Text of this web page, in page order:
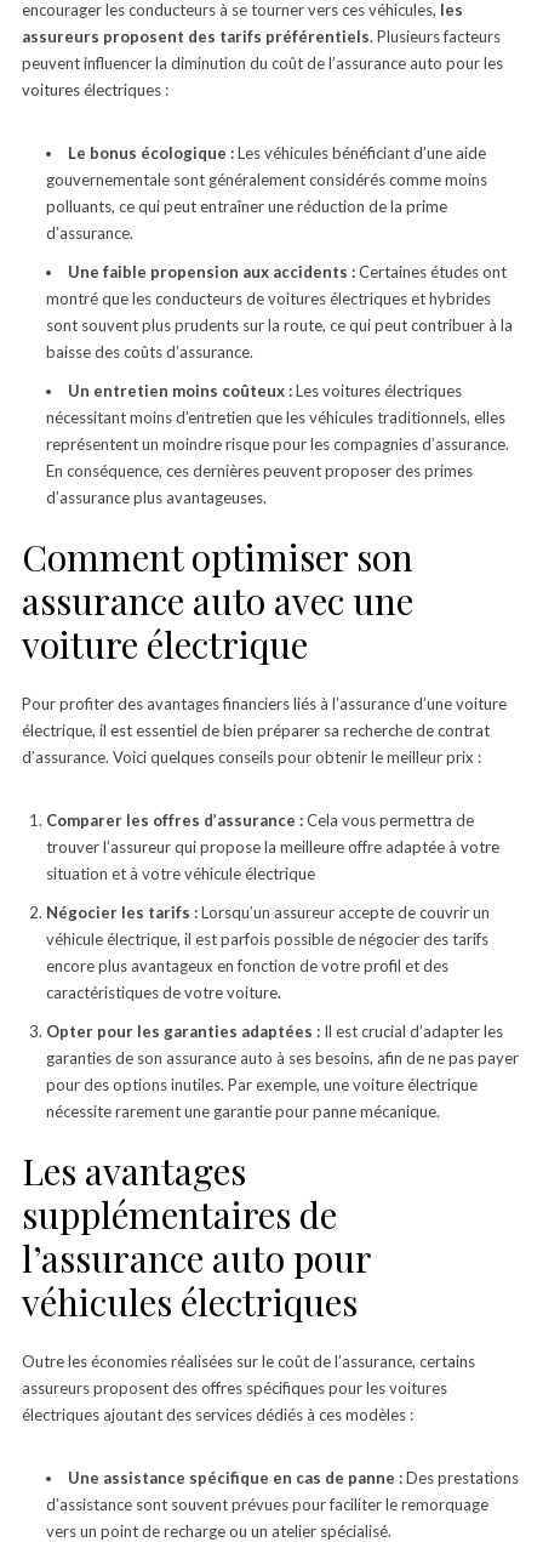
encourager les conducteurs à se tourner vers ces véhicules, les
assureurs proposent des tarifs préférentiels. Plusieurs facteurs
peuvent influencer la diminution du coût de l’assurance auto pour les
voitures électriques :
Le bonus écologique :Les véhicules bénéficiant d’une aide
gouvernementale sont généralement considérés comme moins
polluants, ce qui peut entraîner une réduction de la prime
d’assurance.
Une faible propension aux accidents :Certaines études ont
montré que les conducteurs de voitures électriques et hybrides
sont souvent plus prudents sur la route, ce qui peut contribuer à la
baisse des coûts d’assurance.
Un entretien moins coûteux :Les voitures électriques
nécessitant moins d’entretien que les véhicules traditionnels, elles
représentent un moindre risque pour les compagnies d’assurance.
En conséquence, ces dernières peuvent proposer des primes
d’assurance plus avantageuses.
Comment optimiser son
assurance auto avec une
voiture électrique
Pour profiter des avantages financiers liés à l’assurance d’une voiture
électrique, il est essentiel de bien préparer sa recherche de contrat
d’assurance. Voici quelques conseils pour obtenir le meilleur prix :
Comparer les offres d’assurance :Cela vous permettra de
trouver l’assureur qui propose la meilleure offre adaptée à votre
situation et à votre véhicule électrique
Négocier les tarifs :Lorsqu’un assureur accepte de couvrir un
véhicule électrique, il est parfois possible de négocier des tarifs
encore plus avantageux en fonction de votre profil et des
caractéristiques de votre voiture.
Opter pour les garanties adaptées :Il est crucial d’adapter les
garanties de son assurance auto à ses besoins, afin de ne pas payer
pour des options inutiles. Par exemple, une voiture électrique
nécessite rarement une garantie pour panne mécanique.
Les avantages
supplémentaires de
l’assurance auto pour
véhicules électriques
Outre les économies réalisées sur le coût de l’assurance, certains
assureurs proposent des offres spécifiques pour les voitures
électriques ajoutant des services dédiés à ces modèles :
Une assistance spécifique en cas de panne :Des prestations
d’assistance sont souvent prévues pour faciliter le remorquage
vers un point de recharge ou un atelier spécialisé.